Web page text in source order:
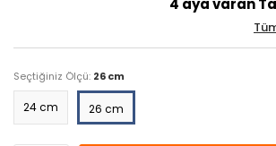
4 aya varan
Seçtiğiniz Ölçü: 26 cm
24 cm 26 cm